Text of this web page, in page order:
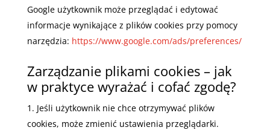
Google użytkownik może przeglądać i edytować
informacje wynikające z plików cookies przy pomocy
narzędzia: https://www.google.com/ads/preferences/
Zarządzanie plikami cookies – jak
w praktyce wyrażać i cofać zgodę?
Jeśli użytkownik nie chce otrzymywać plików
cookies, może zmienić ustawienia przeglądarki.